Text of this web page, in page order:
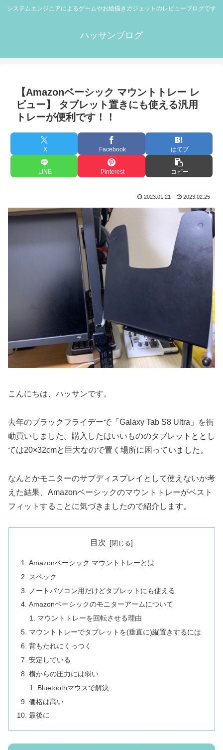
システムエンジニアによるゲームやお絵描きガジェットのレビューブログです
ハッサンブログ
【Amazonベーシック マウントトレー レ
ビュー】 タブレット置きにも使える汎用
トレーが便利です！！
X Facebook はてブ
LINE Pinterest コピー
2023.01.21 2023.02.25
こんにちは、ハッサンです。
去年のブラックフライデーで「Galaxy Tab S8 Ultra」を衝
動買いしました。購入したはいいもののタブレットととし
ては20×32cmと巨大なので置く場所に困っていました。
なんとかモニターのサブディスプレイとして使えないか考
えた結果、Amazonベーシックのマウントトレーがベスト
フィットすることに気づきましたので紹介します。
目次
Amazonベーシック マウントトレーとは
スペック
ノートパソコン用だけどタブレットにも使える
Amazonベーシックのモニターアームについて
マウントトレーを回転させる理由
マウントトレーでタブレットを(垂直に)縦置きするには
背もたれにくっつく
安定している
横からの圧力には弱い
Bluetoothマウスで解決
価格は高い
最後に